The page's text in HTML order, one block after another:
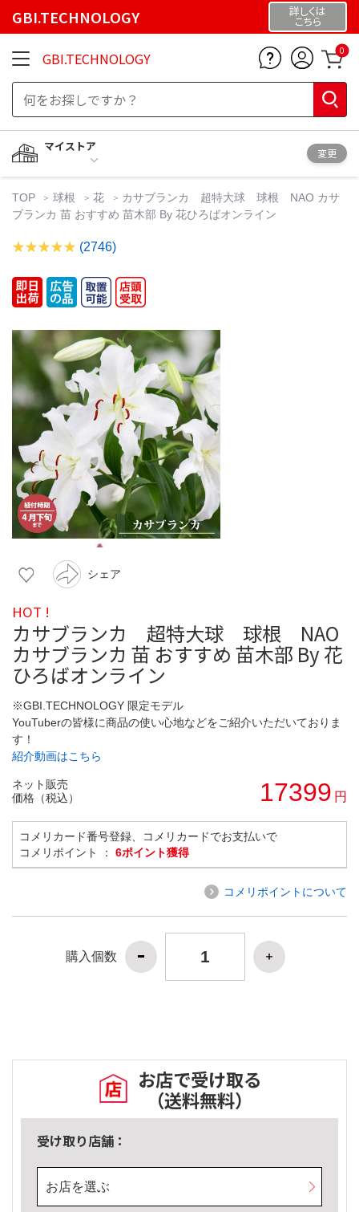
GBI.TECHNOLOGY 詳しくは
こちら
GBI.TECHNOLOGY 0
マイストア
変更
TOP 球根 花
カサブランカ 超特大球 球根 NAO カサ
ブランカ 苗 おすすめ 苗木部 By 花ひろばオンライン
(2746)
シェア
HOT !
カサブランカ 超特大球 球根 NAO
カサブランカ 苗 おすすめ 苗木部 By 花
ひろばオンライン
※GBI.TECHNOLOGY 限定モデル
YouTuberの皆様に商品の使い心地などをご紹介いただいておりま
す！
紹介動画はこちら
ネット販売
価格（税込）
17399 円
コメリカード番号登録、コメリカードでお支払いで
コメリポイント ： 6ポイント獲得
コメリポイントについて
購入個数
お店で受け取る
（送料無料）
受け取り店舗：
お店を選ぶ